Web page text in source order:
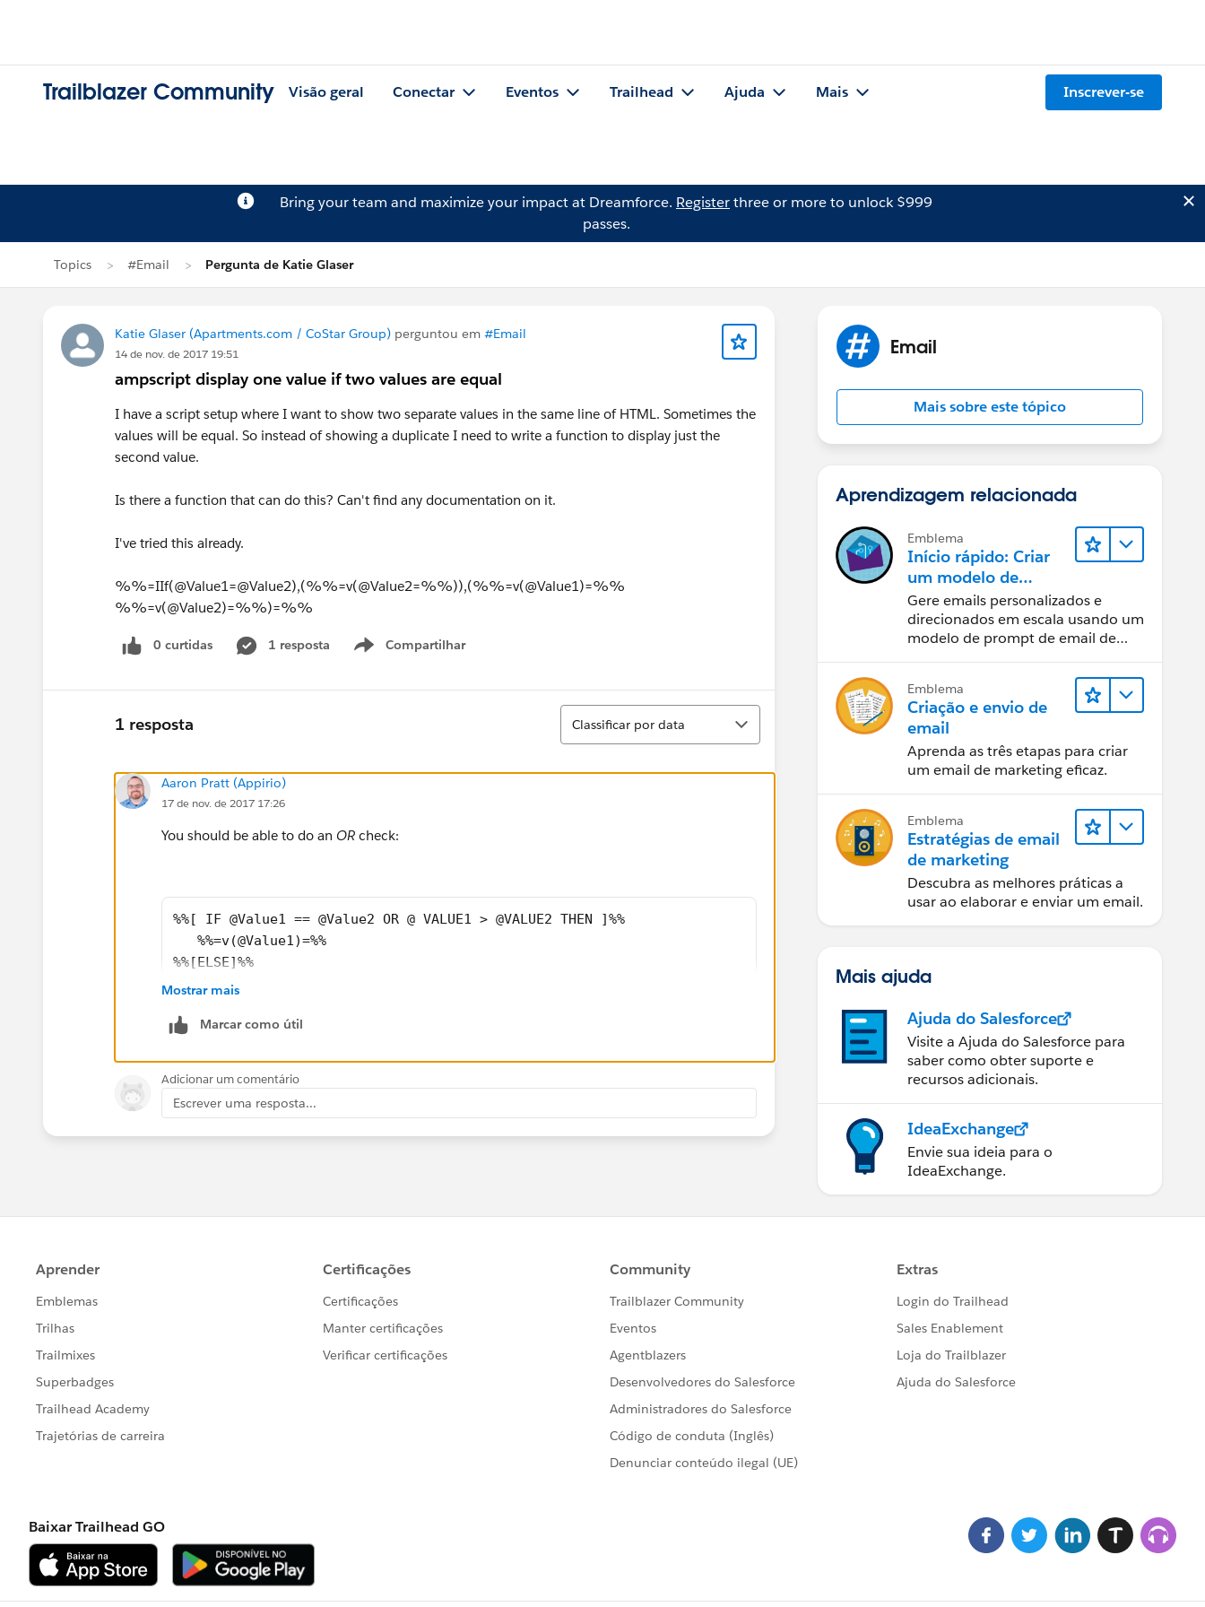
Trailblazer Community Visão geral Conectar Eventos Trailhead Ajuda Mais Inscrever-se
Bring your team and maximize your impact at Dreamforce. Registerthree or more to unlock $999
passes.
Topics #Email Pergunta de Katie Glaser
Katie Glaser (Apartments.com / CoStar Group) perguntou em #Email
14 de nov. de 2017 19:51
ampscript display one value if two values are equal
I have a script setup where I want to show two separate values in the same line of HTML. Sometimes the
values will be equal. So instead of showing a duplicate I need to write a function to display just the
second value.
Is there a function that can do this? Can't find any documentation on it.
I've tried this already.
%%=IIf(@Value1=@Value2),(%%=v(@Value2=%%)),(%%=v(@Value1)=%%
%%=v(@Value2)=%%)=%%
0 curtidas 1 resposta Compartilhar
Show menu
1 resposta
Classificar
Classificar por data
Aaron Pratt (Appirio)
17 de nov. de 2017 17:26
You should be able to do an OR check:
%%[ IF @Value1 == @Value2 OR @ VALUE1 > @VALUE2 THEN ]%%
   %%=v(@Value1)=%%
%%[ELSE]%%
   %%=v(@Value2)=%%
However, if your first and second value are equal, it doesn't really matter which value you output
because they'll both be the same.
Mostrar mais
Marcar como útil
Adicionar um comentário
Escrever uma resposta...
Email
Mais sobre este tópico
Aprendizagem relacionada
Emblema
Início rápido: Criar
um modelo de
prompt de email de
vendas
Gere emails personalizados e
direcionados em escala usando um
modelo de prompt de email de
Emblema
Criação e envio de
email
Aprenda as três etapas para criar
um email de marketing eficaz.
Emblema
Estratégias de email
de marketing
Descubra as melhores práticas a
usar ao elaborar e enviar um email.
Mais ajuda
Ajuda do Salesforce
Visite a Ajuda do Salesforce para
saber como obter suporte e
recursos adicionais.
IdeaExchange
Envie sua ideia para o
IdeaExchange.